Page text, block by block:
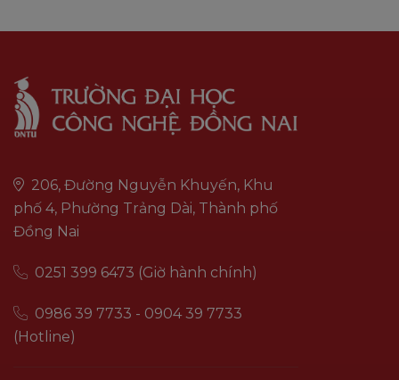
206, Đường Nguyễn Khuyến, Khu
phố 4, Phường Trảng Dài, Thành phố
Đồng Nai
0251 399 6473 (Giờ hành chính)
0986 39 7733 - 0904 39 7733
(Hotline)